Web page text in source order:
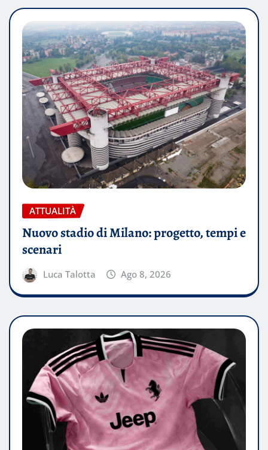
ATTUALITÀ
Nuovo stadio di Milano: progetto, tempi e
scenari
Luca Talotta Ago 8, 2026